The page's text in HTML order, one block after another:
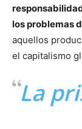
los problemas
aquellos
el capitalismo
La